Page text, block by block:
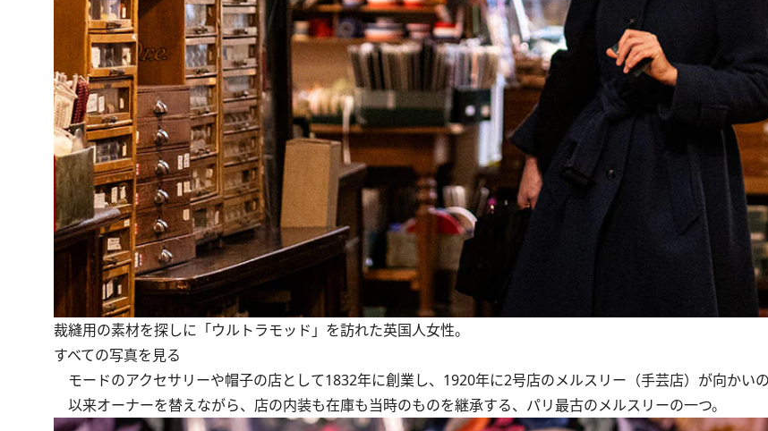
裁縫用の素材を探しに「ウルトラモッド」を訪れた英国人女性。
すべての写真を見る
モードのアクセサリーや帽子の店として1832年に創業し、1920年に2号店のメルスリー（手芸店）が向かいの
以来オーナーを替えながら、店の内装も在庫も当時のものを継承する、パリ最古のメルスリーの一つ。